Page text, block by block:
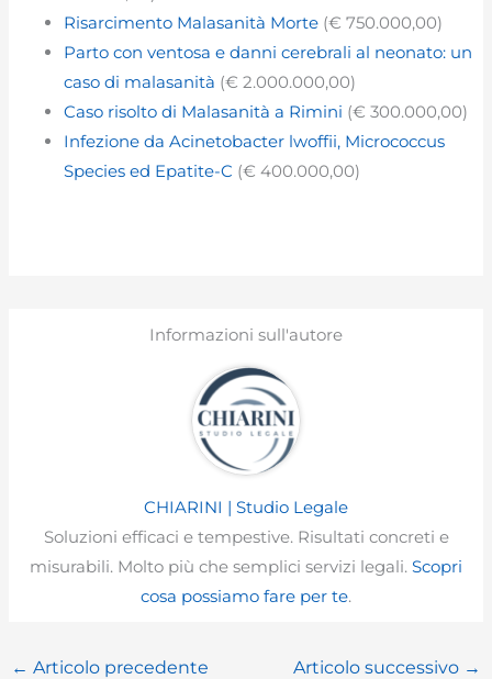
Risarcimento Malasanità Morte (€ 750.000,00)
Parto con ventosa e danni cerebrali al neonato: un
caso di malasanità (€ 2.000.000,00)
Caso risolto di Malasanità a Rimini (€ 300.000,00)
Infezione da Acinetobacter lwoffii, Micrococcus
Species ed Epatite-C (€ 400.000,00)
Informazioni sull'autore
CHIARINI | Studio Legale
Soluzioni efficaci e tempestive. Risultati concreti e
misurabili. Molto più che semplici servizi legali. Scopri
cosa possiamo fare per te.
← Articolo precedente Articolo successivo →